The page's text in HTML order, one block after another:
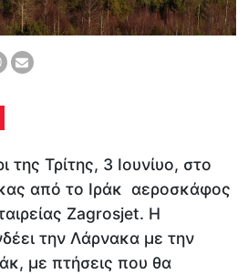
της Τρίτης, 3 Ιουνίυο, στο
από το Ιράκ αεροσκάφος
Zagrosjet. Η
την Λάρνακα με την
με πτήσεις που θα